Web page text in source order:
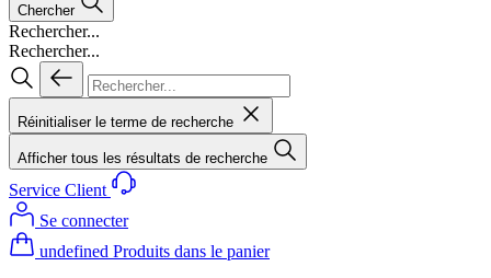
Chercher
Rechercher...
Rechercher...
Réinitialiser le terme de recherche
Afficher tous les résultats de recherche
Service Client
Se connecter
undefined Produits dans le panier